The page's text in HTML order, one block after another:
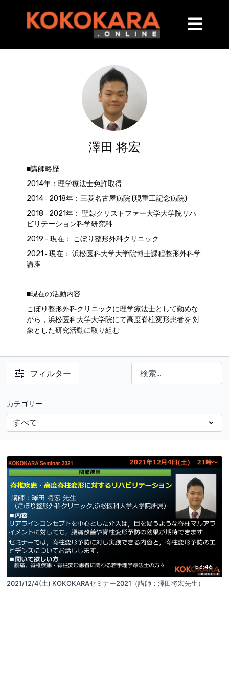
澤田 将宏
■講師略歴
2014年：理学療法士免許取得
2014 ‐ 2018年：三菱名古屋病院 (現重工記念病院)
2018 ‐ 2021年： 聖隷クリストファー大学大学院リハ
ビリテーション科学研究科
2019 - 現在： こぼり整形外科クリニック
2021 ‐ 現在： 浜松医科大学大学院博士課程整形外科学
講座
■現在の活動内容
こぼり整形外科クリニックに理学療法士として勤めな
がら，浜松医科大学大学院にて高度脊柱変形患者を 対
象とした研究活動に取り組む
フィルター
カテゴリー
53:46
2021/12/4(土) KOKOKARAセミナー2021（講師：澤田将宏先生）